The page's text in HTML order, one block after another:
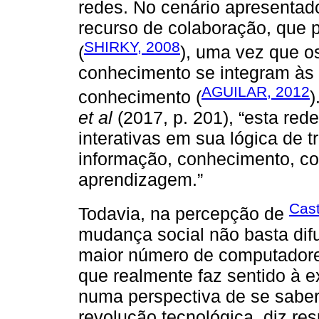
redes. No cenário
recurso de colaboração, que
(SHIRKY, 2008), uma vez que
conhecimento se integram
conhecimento (AGUILAR, 2012
et al (2017, p. 201), “esta
interativas em sua lógica de
informação, conhecimento,
aprendizagem.”
Todavia, na percepção de
mudança social não basta
maior número de
que realmente faz sentido à
numa perspectiva de se